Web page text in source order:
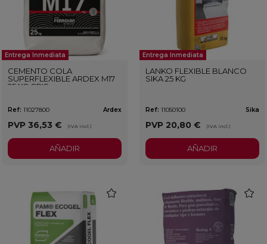
Entrega Inmediata
CEMENTO COLA
SUPERFLEXIBLE ARDEX M17
25 KG GRIS
Ref: 11027800 Ardex
PVP 36,53 € (IVA incl.)
AÑADIR
Entrega Inmediata
LANKO FLEXIBLE BLANCO
SIKA 25 KG
Ref: 11050100 Sika
PVP 20,80 € (IVA incl.)
AÑADIR